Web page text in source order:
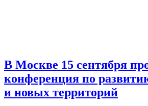
В Москве 15 сентября
конференция по
и новых территорий